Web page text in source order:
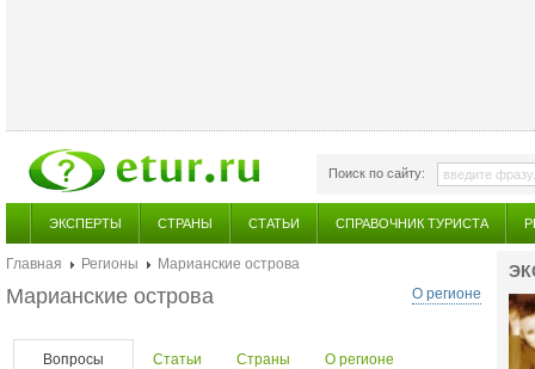
Поиск по сайту:
ЭКСПЕРТЫ СТРАНЫ СТАТЬИ СПРАВОЧНИК ТУРИСТА
Главная Регионы
Марианские острова
О регионе
Марианские острова
Вопросы Статьи Страны О регионе